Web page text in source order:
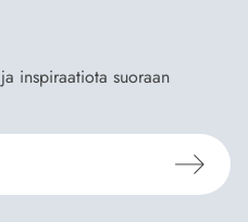
inspiraatiota suoraan